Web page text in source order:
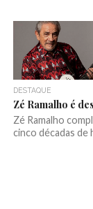
DESTAQUE
Zé Ramalho é
Zé Ramalho
cinco décadas de